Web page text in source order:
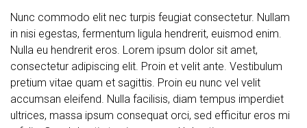
Nunc commodo elit nec turpis feugiat consectetur. Nullam
in nisi egestas, fermentum ligula hendrerit, euismod enim.
Nulla eu hendrerit eros. Lorem ipsum dolor sit amet,
consectetur adipiscing elit. Proin et velit ante. Vestibulum
pretium vitae quam et sagittis. Proin eu nunc vel velit
accumsan eleifend. Nulla facilisis, diam tempus imperdiet
ultrices, massa ipsum consequat orci, sed efficitur eros mi